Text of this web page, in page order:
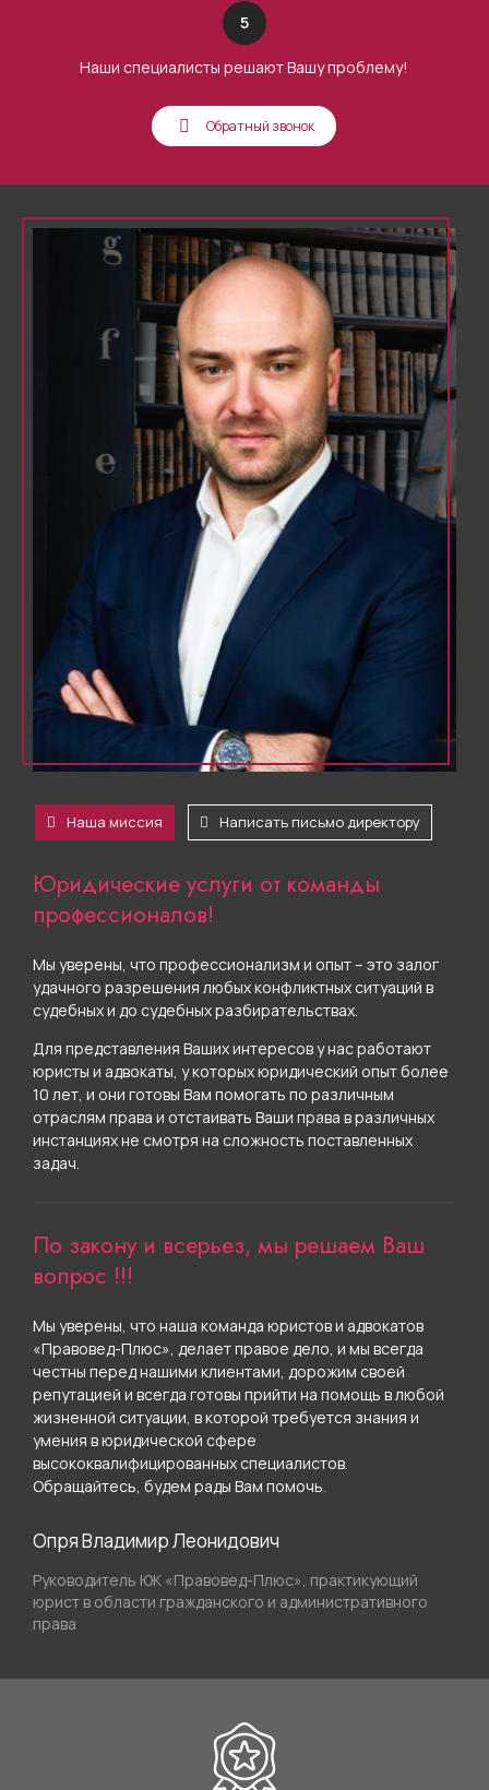
5
Наши специалисты решают Вашу проблему!
Обратный звонок
Наша миссия Написать письмо директору
Юридические услуги от команды
профессионалов!
Мы уверены, что профессионализм и опыт – это залог
удачного разрешения любых конфликтных ситуаций в
судебных и до судебных разбирательствах.
Для представления Ваших интересов у нас работают
юристы и адвокаты, у которых юридический опыт более
10 лет, и они готовы Вам помогать по различным
отраслям права и отстаивать Ваши права в различных
инстанциях не смотря на сложность поставленных
задач.
По закону и всерьез, мы решаем Ваш
вопрос !!!
Мы уверены, что наша команда юристов и адвокатов
«Правовед-Плюс», делает правое дело, и мы всегда
честны перед нашими клиентами, дорожим своей
репутацией и всегда готовы прийти на помощь в любой
жизненной ситуации, в которой требуется знания и
умения в юридической сфере
высококвалифицированных специалистов.
Обращайтесь, будем рады Вам помочь.
Опря Владимир Леонидович
Руководитель ЮК «Правовед-Плюс», практикующий
юрист в области гражданского и административного
права